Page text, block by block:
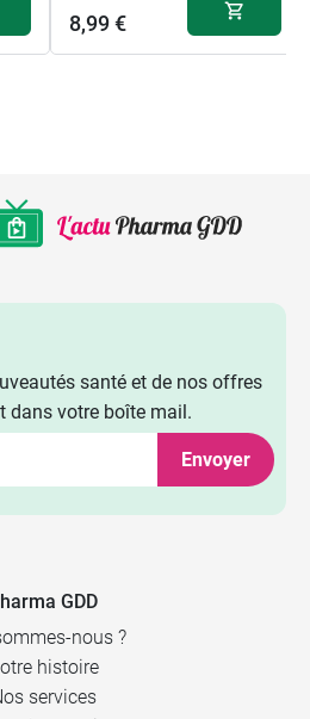
8,99 €
santé et de nos offres
dans votre boîte mail.
Envoyer
GDD
nous ?
histoire
services